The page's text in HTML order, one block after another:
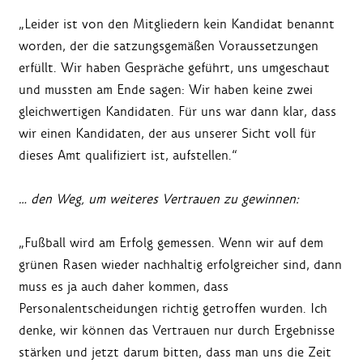
„Leider ist von den Mitgliedern kein Kandidat benannt
worden, der die satzungsgemäßen Voraussetzungen
erfüllt. Wir haben Gespräche geführt, uns umgeschaut
und mussten am Ende sagen: Wir haben keine zwei
gleichwertigen Kandidaten. Für uns war dann klar, dass
wir einen Kandidaten, der aus unserer Sicht voll für
dieses Amt qualifiziert ist, aufstellen.“
… den Weg, um weiteres Vertrauen zu gewinnen:
„Fußball wird am Erfolg gemessen. Wenn wir auf dem
grünen Rasen wieder nachhaltig erfolgreicher sind, dann
muss es ja auch daher kommen, dass
Personalentscheidungen richtig getroffen wurden. Ich
denke, wir können das Vertrauen nur durch Ergebnisse
stärken und jetzt darum bitten, dass man uns die Zeit